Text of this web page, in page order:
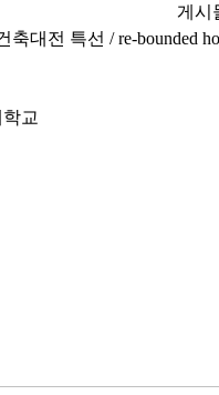
게시
축대전 특선 / re-bounded
교